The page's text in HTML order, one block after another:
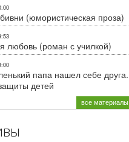
(юмористическая проза)
любовь (роман с училкой)
папа нашел себе друга.
детей
все материалы